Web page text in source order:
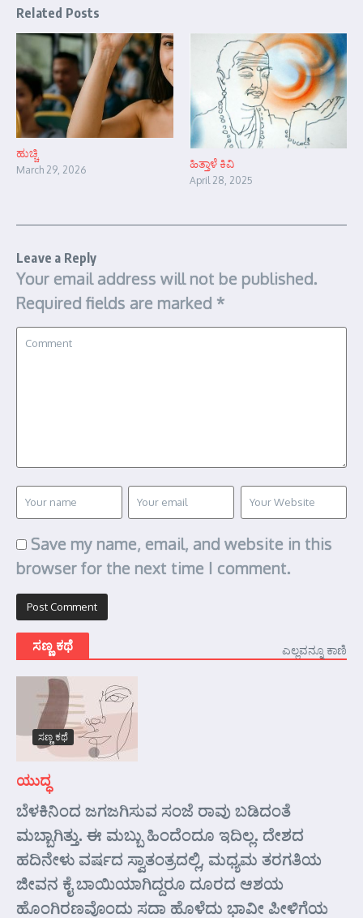
Related Posts
ಹುಚ್ಚಿ
March 29, 2026 ಹಿತ್ತಾಳೆ ಕಿವಿ
April 28, 2025
Leave a Reply
Your email address will not be published.
Required fields are marked *
Save my name, email, and website in this
browser for the next time I comment.
ಸಣ್ಣ ಕಥೆ ಎಲ್ಲವನ್ನೂ ಕಾಣಿ
ಸಣ್ಣ ಕಥೆ
ಯುದ್ಧ
ಬೆಳಕಿನಿಂದ ಜಗಜಗಿಸುವ ಸಂಜೆ ರಾವು ಬಡಿದಂತೆ
ಮಬ್ಬಾಗಿತ್ತು. ಈ ಮಬ್ಬು ಹಿಂದೆಂದೂ ಇದಿಲ್ಲ. ದೇಶದ
ಹದಿನೇಳು ವರ್ಷದ ಸ್ವಾತಂತ್ರದಲ್ಲಿ, ಮಧ್ಯಮ ತರಗತಿಯ
ಜೀವನ ಕೈ ಬಾಯಿಯಾಗಿದ್ದರೂ ದೂರದ ಆಶಯ
ಹೊಂಗಿರಣವೊಂದು ಸದಾ ಹೊಳೆದು ಭಾವೀ ಪೀಳಿಗೆಯ